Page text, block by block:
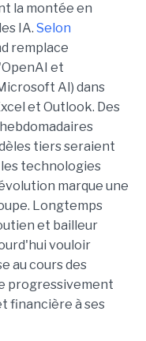
la montée en
IA. Selon
remplace
et
AI) dans
et Outlook. Des
tiers seraient
technologies
marque une
Longtemps
et bailleur
vouloir
au cours des
progressivement
financière à ses